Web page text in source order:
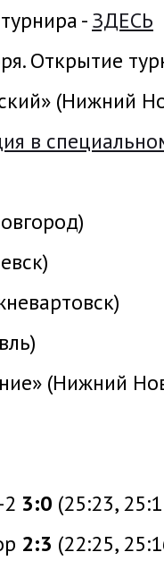
-ЗДЕСЬ
Открытие
(Нижний
в
(Нижний
3:0 (25:23,
2:3 (22:25,